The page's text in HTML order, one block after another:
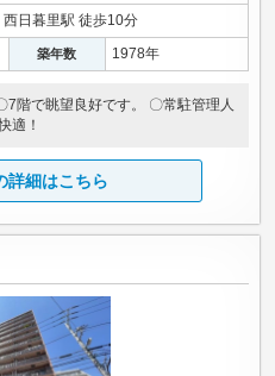
日暮里駅 徒歩10分
築年数 1978年
階で眺望良好です。 〇常駐管理人
適！
詳細はこちら